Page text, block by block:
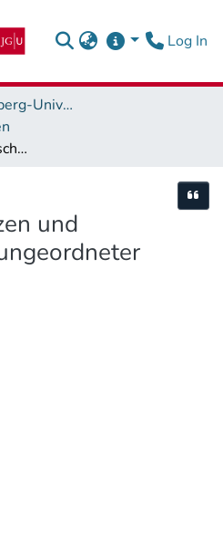
Log In
Johannes Gutenberg-Universität Mainz
Dynamik von Polymerschmelzen und Quellverhalten ungeordneter Netzwerke
und